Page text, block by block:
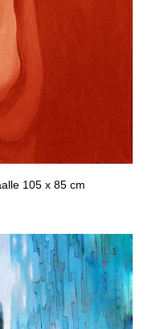
105 x 85 cm
1